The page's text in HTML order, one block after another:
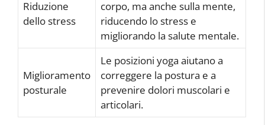
Riduzione
dello stress
corpo, ma anche sulla mente,
riducendo lo stress e
migliorando la salute mentale.
Miglioramento
posturale
Le posizioni yoga aiutano a
correggere la postura e a
prevenire dolori muscolari e
articolari.